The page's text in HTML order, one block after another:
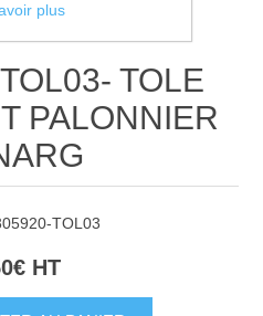
TOLE
PALONNIER
TOL03
HT
plus